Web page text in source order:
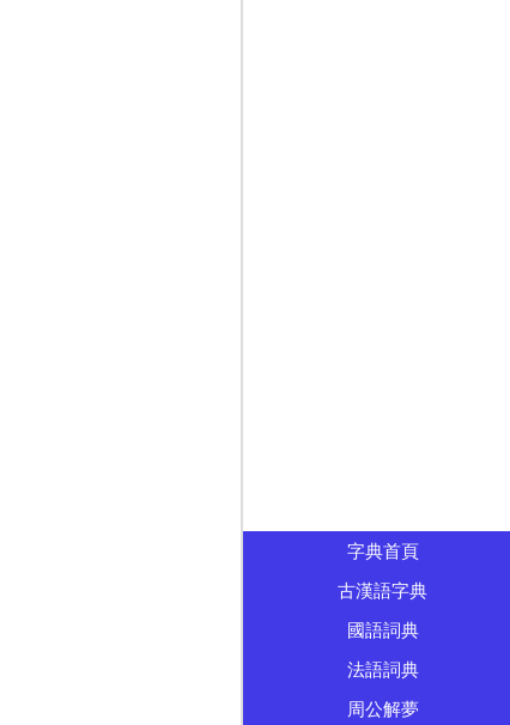
字典首頁
古漢語字典
國語詞典
法語詞典
周公解夢